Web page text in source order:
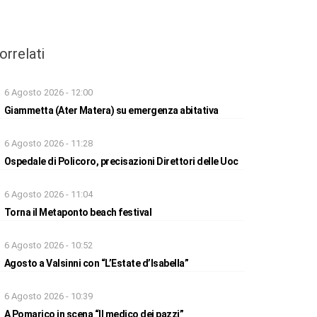
6 Agosto 2026 - 12:00
Giammetta (Ater Matera) su emergenza abitativa
6 Agosto 2026 - 11:28
Ospedale di Policoro, precisazioni Direttori delle Uoc
6 Agosto 2026 - 11:04
Torna il Metaponto beach festival
6 Agosto 2026 - 10:52
Agosto a Valsinni con “L’Estate d’Isabella”
6 Agosto 2026 - 10:39
A Pomarico in scena “Il medico dei pazzi”